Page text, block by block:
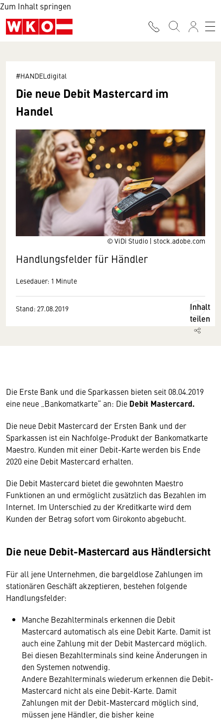
Zum Inhalt springen
© ViDi Studio | stock.adobe.com
#HANDELdigital
Die neue Debit Mastercard im
Handel
Handlungsfelder für Händler
Lesedauer: 1 Minute
Stand: 27.08.2019
Inhalt
teilen
Die Erste Bank und die Sparkassen bieten seit 08.04.2019
eine neue „Bankomatkarte“ an: Die Debit Mastercard.
Die neue Debit Mastercard der Ersten Bank und der
Sparkassen ist ein Nachfolge-Produkt der Bankomatkarte
Maestro. Kunden mit einer Debit-Karte werden bis Ende
2020 eine Debit Mastercard erhalten.
Die Debit Mastercard bietet die gewohnten Maestro
Funktionen an und ermöglicht zusätzlich das Bezahlen im
Internet. Im Unterschied zu der Kreditkarte wird dem
Kunden der Betrag sofort vom Girokonto abgebucht.
Die neue Debit-Mastercard aus Händlersicht
Für all jene Unternehmen, die bargeldlose Zahlungen im
stationären Geschäft akzeptieren, bestehen folgende
Handlungsfelder:
Manche Bezahlterminals erkennen die Debit
Mastercard automatisch als eine Debit Karte. Damit ist
auch eine Zahlung mit der Debit Mastercard möglich.
Bei diesen Bezahlterminals sind keine Änderungen in
den Systemen notwendig.
Andere Bezahlterminals wiederum erkennen die Debit-
Mastercard nicht als eine Debit-Karte. Damit
Zahlungen mit der Debit-Mastercard möglich sind,
müssen jene Händler, die bisher keine